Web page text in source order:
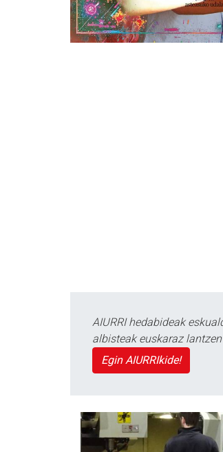
AIURRI hedabideak
albisteak euskaraz
Egin AIURRIkide!